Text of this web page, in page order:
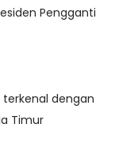
Pengganti
terkenal dengan
Timur